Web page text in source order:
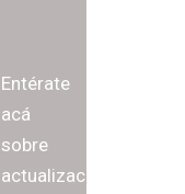
Entérate
acá
sobre
actualizaciones